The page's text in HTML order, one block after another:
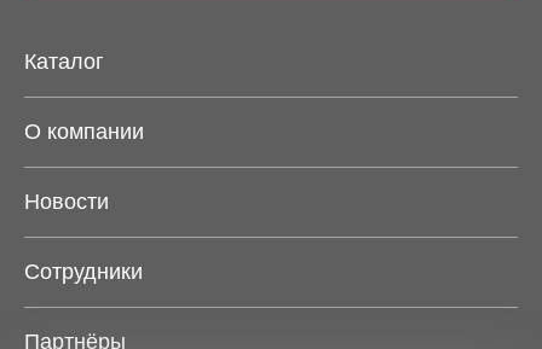
Каталог
О компании
Новости
Сотрудники
Партнёры